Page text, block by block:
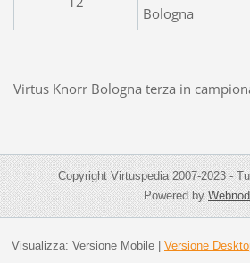
Bologna
Virtus Knorr Bologna terza in
Copyright Virtuspedia 2007-2023 -
Powered by
Visualizza: Versione Mobile| Versione